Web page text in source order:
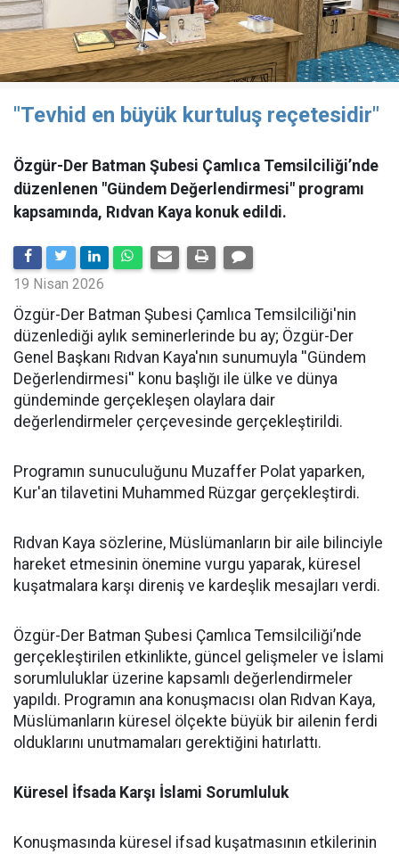
"Tevhid en büyük kurtuluş reçetesidir"
Özgür-Der Batman Şubesi Çamlıca Temsilciliği’nde
düzenlenen "Gündem Değerlendirmesi" programı
kapsamında, Rıdvan Kaya konuk edildi.
19 Nisan 2026
​Özgür-Der Batman Şubesi Çamlıca Temsilciliği'nin
düzenlediği aylık seminerlerinde bu ay; Özgür-Der
Genel Başkanı Rıdvan Kaya'nın sunumuyla ''Gündem
Değerlendirmesi'' konu başlığı ile ülke ve dünya
gündeminde gerçekleşen olaylara dair
değerlendirmeler çerçevesinde gerçekleştirildi.
Programın sunuculuğunu Muzaffer Polat yaparken,
Kur'an tilavetini Muhammed Rüzgar gerçekleştirdi.
Rıdvan Kaya sözlerine, Müslümanların bir aile bilinciyle
hareket etmesinin önemine vurgu yaparak, küresel
kuşatmalara karşı direniş ve kardeşlik mesajları verdi.
Özgür-Der Batman Şubesi Çamlıca Temsilciliği’nde
gerçekleştirilen etkinlikte, güncel gelişmeler ve İslami
sorumluluklar üzerine kapsamlı değerlendirmeler
yapıldı. Programın ana konuşmacısı olan Rıdvan Kaya,
Müslümanların küresel ölçekte büyük bir ailenin ferdi
olduklarını unutmamaları gerektiğini hatırlattı.
Küresel İfsada Karşı İslami Sorumluluk
Konuşmasında küresel ifsad kuşatmasının etkilerinin